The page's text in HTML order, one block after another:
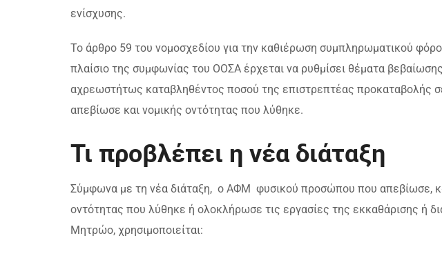
ενίσχυσης.
Το άρθρο 59 του νομοσχεδίου για την καθιέρωση συμπληρωματικού
πλαίσιο της συμφωνίας του ΟΟΣΑ έρχεται να ρυθμίσει θέματα
αχρεωστήτως καταβληθέντος ποσού της επιστρεπτέας προκαταβολής
απεβίωσε και νομικής οντότητας που λύθηκε.
Τι προβλέπει η νέα διάταξη
Σύμφωνα με τη νέα διάταξη, ο ΑΦΜ φυσικού προσώπου που απεβίωσε,
οντότητας που λύθηκε ή ολοκλήρωσε τις εργασίες της εκκαθάρισης ή
Μητρώο, χρησιμοποιείται: